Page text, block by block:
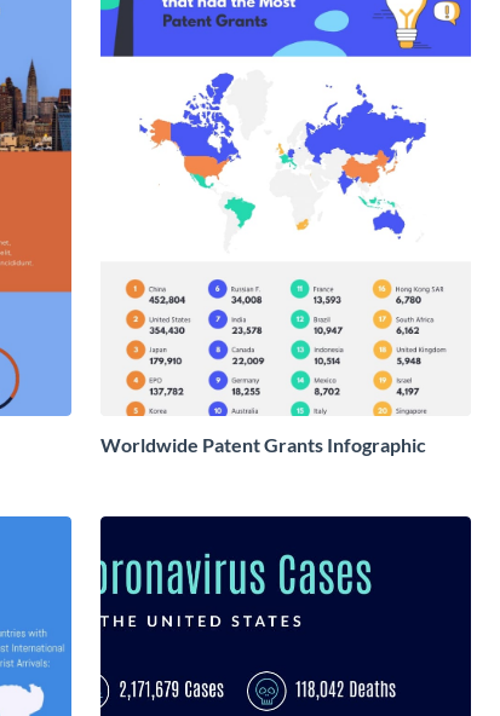
Worldwide Patent Grants Infographic